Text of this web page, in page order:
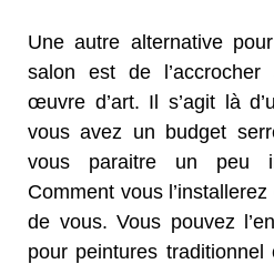
Une autre alternative
salon est de
œuvre d’art. Il s’agit là
vous avez un budget
vous paraitre un peu
Comment vous
de vous. Vous pouvez
pour peintures